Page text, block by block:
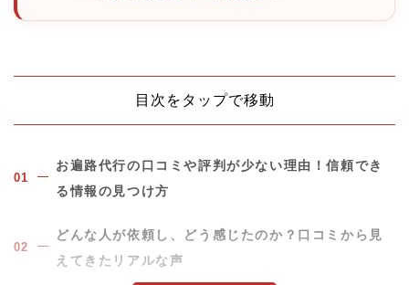
目次をタップで移動
お遍路代行の口コミや評判が少ない理由！信頼でき
る情報の見つけ方
どんな人が依頼し、どう感じたのか？口コミから見
えてきたリアルな声